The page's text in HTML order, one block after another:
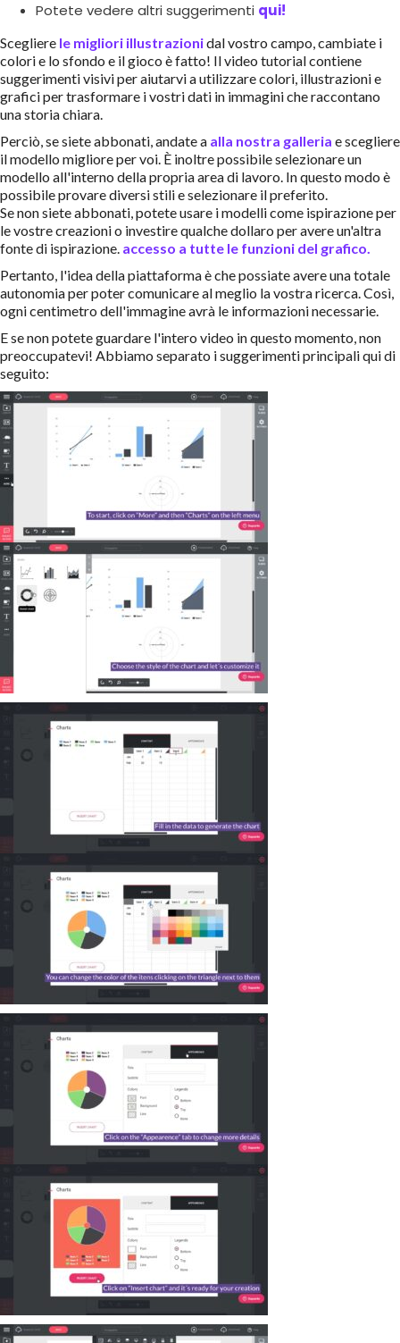
Potete vedere altri suggerimenti qui!
Scegliere le migliori illustrazionidal vostro campo, cambiate i
colori e lo sfondo e il gioco è fatto! Il video tutorial contiene
suggerimenti visivi per aiutarvi a utilizzare colori, illustrazioni e
grafici per trasformare i vostri dati in immagini che raccontano
una storia chiara.
Perciò, se siete abbonati, andate a alla nostra galleria e scegliere
il modello migliore per voi. È inoltre possibile selezionare un
modello all'interno della propria area di lavoro. In questo modo è
possibile provare diversi stili e selezionare il preferito.
Se non siete abbonati, potete usare i modelli come ispirazione per
le vostre creazioni o investire qualche dollaro per avere un'altra
fonte di ispirazione. accesso a tutte le funzioni del grafico.
Pertanto, l'idea della piattaforma è che possiate avere una totale
autonomia per poter comunicare al meglio la vostra ricerca. Così,
ogni centimetro dell'immagine avrà le informazioni necessarie.
E se non potete guardare l'intero video in questo momento, non
preoccupatevi! Abbiamo separato i suggerimenti principali qui di
seguito: